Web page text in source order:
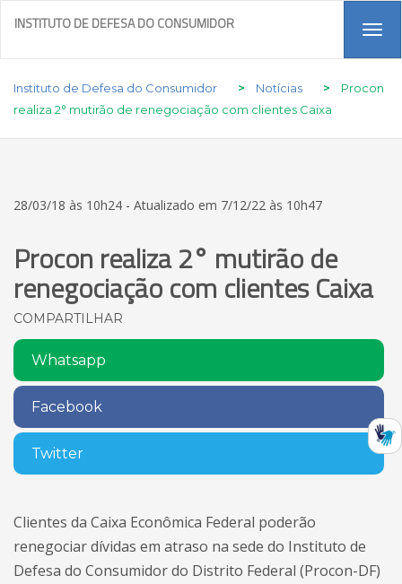
INSTITUTO DE DEFESA DO CONSUMIDOR
Instituto de Defesa do Consumidor > Notícias >
Procon
realiza 2° mutirão de renegociação com clientes Caixa
28/03/18 às 10h24 - Atualizado em 7/12/22 às 10h47
Procon realiza 2° mutirão de
renegociação com clientes Caixa
COMPARTILHAR
Whatsapp
Facebook
Twitter
Clientes da Caixa Econômica Federal poderão
renegociar dívidas em atraso na sede do Instituto de
Defesa do Consumidor do Distrito Federal (Procon-DF)